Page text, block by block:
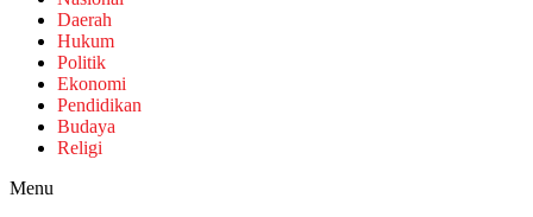
Daerah
Hukum
Politik
Ekonomi
Pendidikan
Budaya
Religi
Menu